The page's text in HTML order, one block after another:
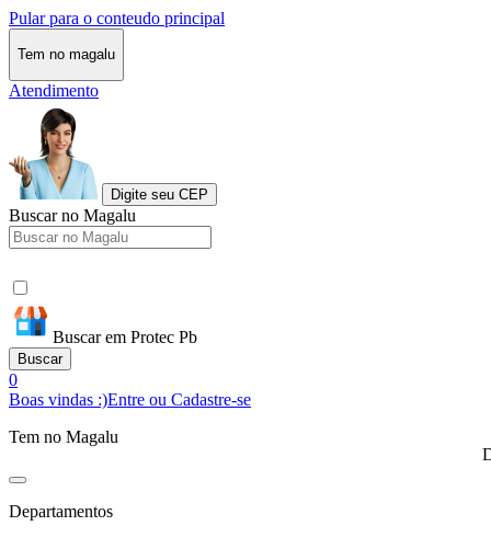
Pular para o conteudo principal
Tem no magalu
Atendimento
Digite seu CEP
Buscar no Magalu
Buscar em Protec Pb
Buscar
0
Boas vindas :)Entre ou Cadastre-se
Tem no Magalu
Departamentos